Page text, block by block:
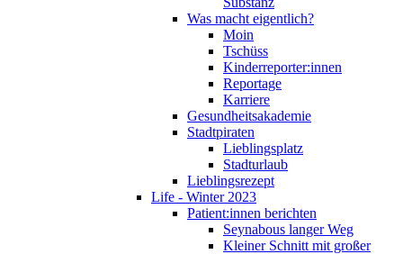
Was macht eigentlich?
Moin
Tschüss
Kinderreporter:innen
Reportage
Karriere
Gesundheitsakademie
Stadtpiraten
Lieblingsplatz
Stadturlaub
Lieblingsrezept
Life - Winter 2023
Patient:innen berichten
Seynabous langer Weg
Kleiner Schnitt mit großer